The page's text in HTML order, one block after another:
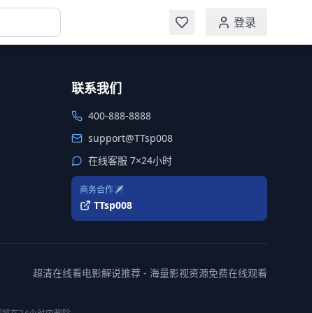
登录
联系我们
400-888-8888
support@TTsp008
在线客服 7×24小时
商务合作✈️
TTsp008
超清在线看电影解说推荐 - 海量影视资源免费在线观看